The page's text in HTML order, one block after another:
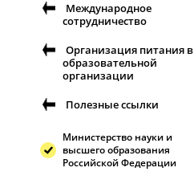
Международное
сотрудничество
Организация питания в
образовательной
организации
Полезные ссылки
Министерство науки и
высшего образования
Российской Федерации